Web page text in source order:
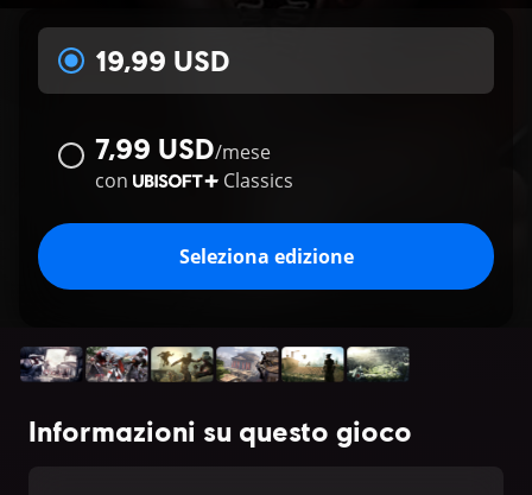
19,99 USD
7,99 USD/mese
con
Classics
Seleziona edizione
Informazioni su questo gioco